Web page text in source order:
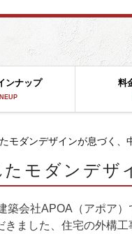
ンナップ 料
モダンデザインが息づく、
モダンデザ
築会社APOA（アポア）
きました、住宅の外構工